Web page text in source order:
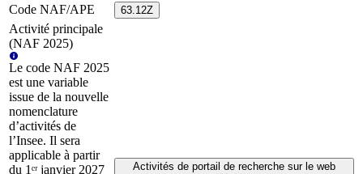
Code NAF/APE 63.12Z
Activité principale
(NAF 2025)
Le code NAF 2025
est une variable
issue de la nouvelle
nomenclature
d’activités de
l’Insee. Il sera
applicable à partir
du 1ᵉʳ janvier 2027
Activités de portail de recherche sur le web